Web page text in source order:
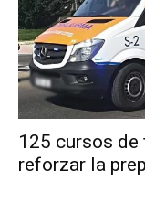
125 cursos
reforzar la